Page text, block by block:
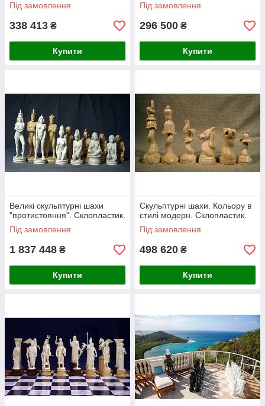
Під замовлення
338 413 ₴
Купити
Під замовлення
296 500 ₴
Купити
Великі скульптурні шахи
"протистояння". Склопластик.
Під замовлення
1 837 448 ₴
Купити
Скульптурні шахи. Кольору в
стилі модерн. Склопластик.
Під замовлення
498 620 ₴
Купити